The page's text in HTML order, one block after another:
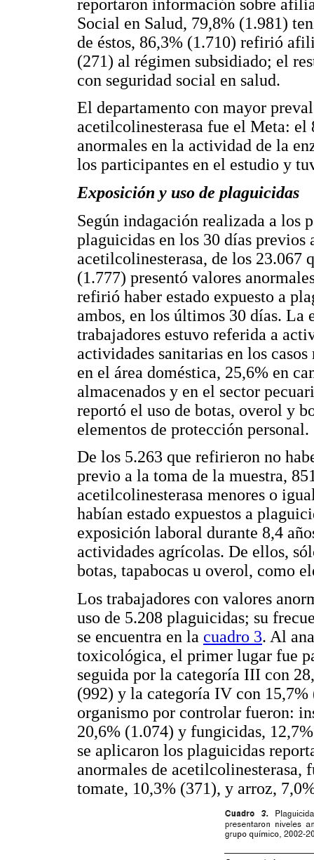
reportaron información sobre
Social en Salud, 79,8% (1.981)
de éstos, 86,3% (1.710) refirió
(271) al régimen subsidiado; el
con seguridad social en salud.
El departamento con mayor
acetilcolinesterasa fue el Meta: el
anormales en la actividad de la
los participantes en el estudio y
Exposición y uso de plaguicidas
Según indagación realizada a los
plaguicidas en los 30 días
acetilcolinesterasa, de los 23.067
(1.777) presentó valores
refirió haber estado expuesto a
ambos, en los últimos 30 días. La
trabajadores estuvo referida a
actividades sanitarias en los
en el área doméstica, 25,6% en
almacenados y en el sector
reportó el uso de botas, overol y
elementos de protección personal.
De los 5.263 que refirieron no
previo a la toma de la muestra,
acetilcolinesterasa menores o
habían estado expuestos a
exposición laboral durante 8,4
actividades agrícolas. De ellos,
botas, tapabocas u overol, como
Los trabajadores con valores
uso de 5.208 plaguicidas; su
se encuentra en la cuadro 3. Al
toxicológica, el primer lugar fue
seguida por la categoría III con
(992) y la categoría IV con 15,7%
organismo por controlar fueron:
20,6% (1.074) y fungicidas,
se aplicaron los plaguicidas
anormales de acetilcolinesterasa,
tomate, 10,3% (371), y arroz,